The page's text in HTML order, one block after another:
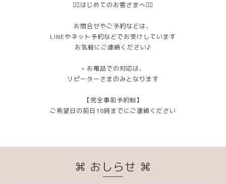
❁⃘はじめてのお客さまへ❁⃘
お問合せやご予約などは、
LINEやネット予約などでお受けしています
お気軽にご連絡ください♪
﹡お電話での対応は、
リピーターさまのみとなります
【完全事前予約制】
ご希望日の前日18時までにご連絡ください
⌘ おしらせ ⌘